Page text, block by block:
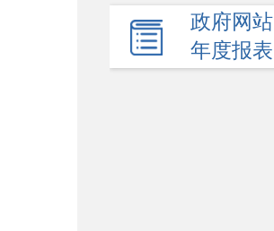
政府网站
年度报表